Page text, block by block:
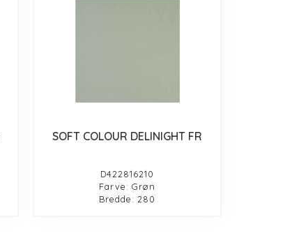
SOFT COLOUR DELINIGHT FR
D422816210
Farve: Grøn
Bredde: 280